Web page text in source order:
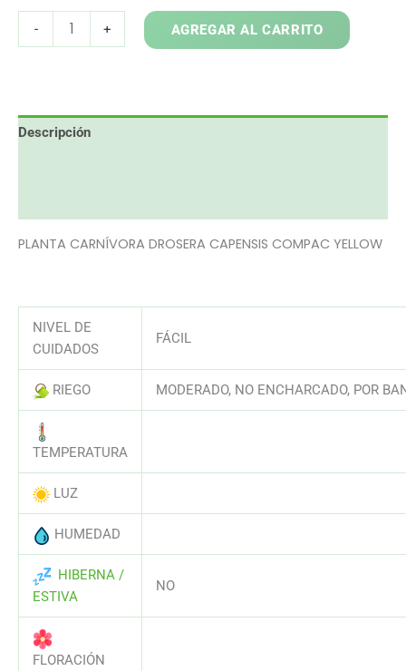
-
CAPENSIS
+ AGREGAR AL CARRITO
Descripción
PLANTA CARNÍVORA DROSERA CAPENSIS COMPAC YELLOW
NIVEL DE
CUIDADOS
FÁCIL
RIEGO MODERADO, NO ENCHARCADO, POR
TEMPERATURA
LUZ
HUMEDAD
HIBERNA /
ESTIVA
NO
FLORACIÓN